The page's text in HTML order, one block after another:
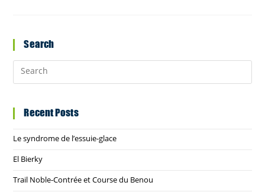
Search
Recent Posts
Le syndrome de l’essuie-glace
El Bierky
Trail Noble-Contrée et Course du Benou